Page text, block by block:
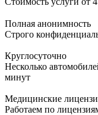
Полная анонимность
Строго
Круглосуточно
Несколько
минут
Медицинские
Работаем по